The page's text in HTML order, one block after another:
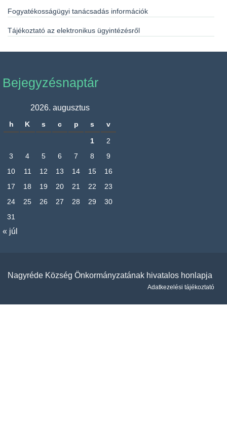
Fogyatékosságügyi tanácsadás információk
Tájékoztató az elektronikus ügyintézésről
Bejegyzésnaptár
2026. augusztus
h K s c p s v
1
2
3
4 5 6 7 8
9
10
11 12 13 14 15
16
17
18 19 20 21 22
23
24
25 26 27 28 29
30
31
« júl
Nagyréde Község Önkormányzatának hivatalos honlapja
Adatkezelési tájékoztató